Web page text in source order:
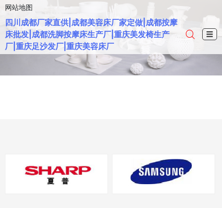
网站地图
四川成都厂家直供|成都美容床厂家定做|成都按摩
床批发|成都洗脚按摩床生产厂|重庆美发椅生产
厂|重庆足沙发厂|重庆美容床厂
☰